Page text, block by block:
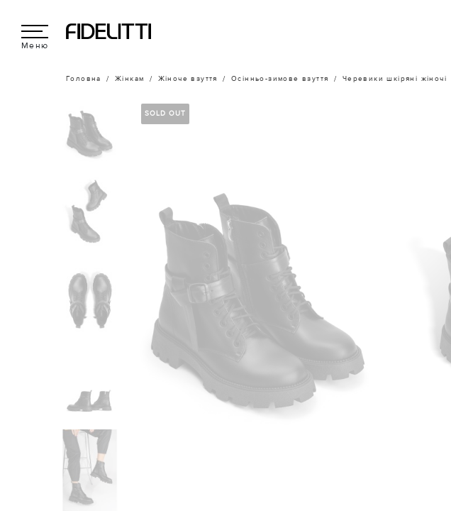
Меню
Головна Жінкам Жіноче взуття Осінньо-зимове взуття Черевики шкіряні жіночі
SOLD OUT